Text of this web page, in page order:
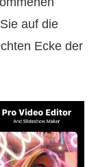
auf die
Ecke der